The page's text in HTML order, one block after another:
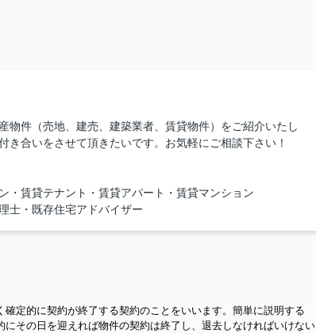
物件（売地、建売、建築業者、賃貸物件）をご紹介いたし
き合いをさせて頂きたいです。お気軽にご相談下さい！
・賃貸テナント・賃貸アパート・賃貸マンション
士・既存住宅アドバイザー
定的に契約が終了する契約のことをいいます。簡単に説明する
その日を迎えれば物件の契約は終了し、退去しなければいけない